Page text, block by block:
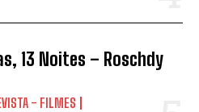
13 Noites – Roschdy
- FILMES